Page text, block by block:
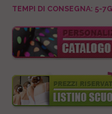
TEMPI DI CONSEGNA: 5-